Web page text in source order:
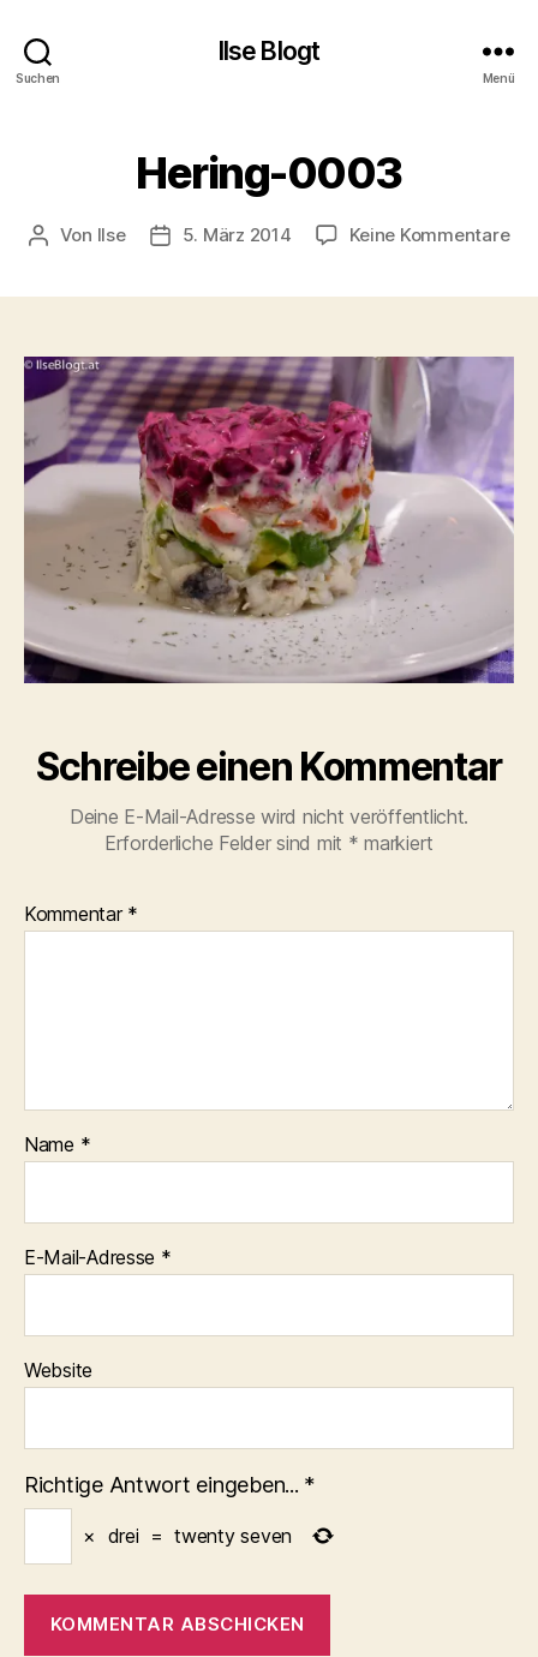
Suchen
Ilse Blogt
Menü
Hering-0003
Beitragsautor
Von Ilse Beitragsdatum
5. März 2014 Keine Kommentarezu
Schreibe einen Kommentar
Deine E-Mail-Adresse wird nicht veröffentlicht.
Erforderliche Felder sind mit * markiert
Kommentar *
Name *
E-Mail-Adresse *
Website
Richtige Antwort eingeben... *
× drei = twenty seven